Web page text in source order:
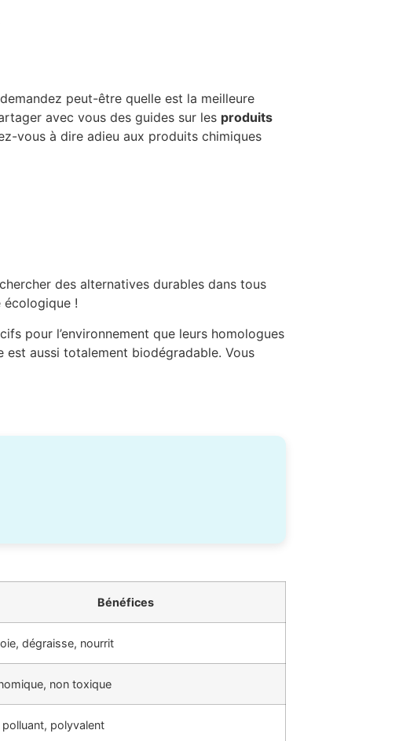
peut-être quelle est la meilleure
avec vous des guides sur les produits
vous à dire adieu aux produits chimiques
des alternatives durables dans tous
écologique !
pour l’environnement que leurs homologues
est aussi totalement biodégradable. Vous
Bénéfices
dégraisse, nourrit
non toxique
polluant, polyvalent